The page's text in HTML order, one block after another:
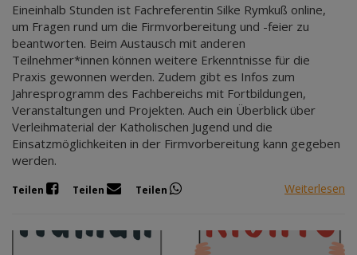
Eineinhalb Stunden ist Fachreferentin Silke Rymkuß online,
um Fragen rund um die Firmvorbereitung und -feier zu
beantworten. Beim Austausch mit anderen
Teilnehmer*innen können weitere Erkenntnisse für die
Praxis gewonnen werden. Zudem gibt es Infos zum
Jahresprogramm des Fachbereichs mit Fortbildungen,
Veranstaltungen und Projekten. Auch ein Überblick über
Verleihmaterial der Katholischen Jugend und die
Einsatzmöglichkeiten in der Firmvorbereitung kann gegeben
werden.
Teilen Teilen Teilen Weiterlesen